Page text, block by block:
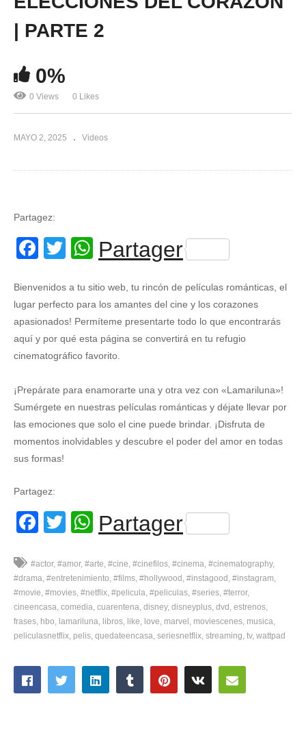
| PARTE 2
0%
0 Views 0 Likes
MAYO 2, 2025 Videos
Partagez:
Facebook
TwitterWhatsApp
Partager
Bienvenidos a tu sitio web, tu rincón de películas románticas, el
lugar perfecto para los amantes del cine y los corazones
apasionados! Permíteme presentarte todo lo que encontrarás
aquí y por qué esta página se convertirá en tu refugio
cinematográfico favorito.
¡Prepárate para enamorarte una y otra vez con «Lamariluna»!
Sumérgete en nuestras películas románticas y déjate llevar por
las emociones que solo el cine puede brindar. ¡Disfruta de
momentos inolvidables y descubre el poder del amor en todas
sus formas!
Partagez:
Facebook
TwitterWhatsApp
Partager
#actor #amor #arte #cine #cinefilos #cinema #cinematography
#drama #entretenimiento #films #hollywood #instagood #instagram
#movie #movies #netflix #pelicula #peliculas #series #terror
cineencasa comedia cuarentena disney disneyplus dvd estrenos
frases hbo lamariluna libros like love marvel moviescenes musica
peliculasnetflix pelis quedateencasa seriesnetflix streaming tv wattpad